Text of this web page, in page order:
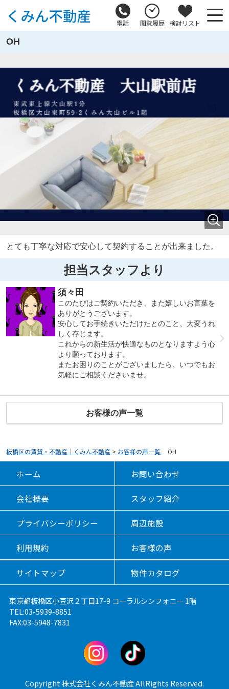
電話 閲覧履歴 検討リスト
OH
とても丁寧な対応で安心して契約することが出来ました。
担当スタッフより
須々田
このたびはご契約いただき、また嬉しいお言葉を
ありがとうございます。
安心してお手続きいただけたとのこと、大変うれ
しく存じます。
これからの新生活が快適なものとなりますよう心
より願っております。
またお困りのことがございましたら、いつでもお
気軽にご相談くださいませ。
お客様の声一覧
板橋区の賃貸・不動産｜くみん不動産 > お客様の声一覧 OH
ホーム お問い合わせ
会社概要 スタッフ紹介
プライバシーポリシー 周辺施設
利用規約 お客様の声
サイトマップ 物件カタログ
東京都板橋区小豆沢２丁目17-9 コーラルシンフォニー 1階
TEL:03-5939-8851
FAX:03-5948-7831
Copyright 株式会社くみん不動産 AllRights Reserved.